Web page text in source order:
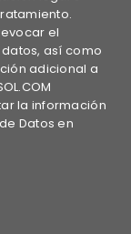
el
así como
adicional a
la información
Datos en